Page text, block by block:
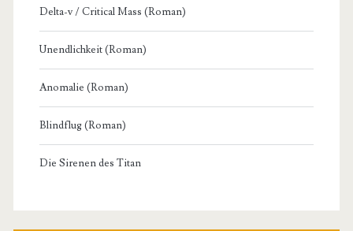
Delta-v / Critical Mass (Roman)
Unendlichkeit (Roman)
Anomalie (Roman)
Blindflug (Roman)
Die Sirenen des Titan